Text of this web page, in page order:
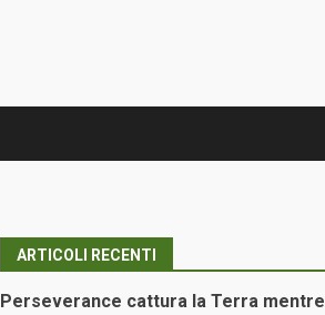
ARTICOLI RECENTI
Perseverance cattura la Terra mentre